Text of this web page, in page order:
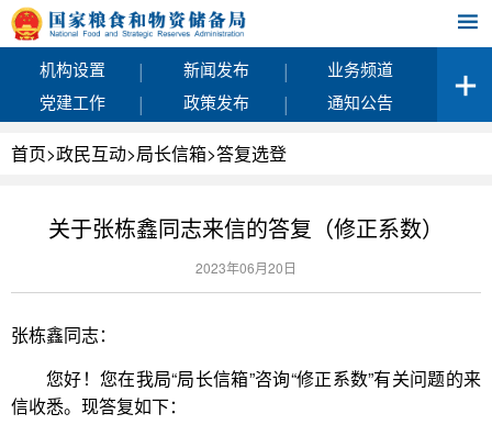
机构设置 | 新闻发布 |
业务频道
党建工作
| 政策发布 | 通知公告
首页>政民互动>局长信箱>答复选登
关于张栋鑫同志来信的答复（修正系数）
2023年06月20日
张栋鑫同志：
您好！您在我局“局长信箱”咨询“修正系数”有关问题的来
信收悉。现答复如下：